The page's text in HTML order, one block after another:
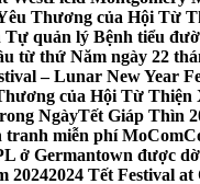
Thương của Hội Từ
quản lý Bệnh tiểu
từ thứ Năm ngày 22
– Lunar New Year
của Hội Từ Thiện
NgàyTết Giáp Thìn
tranh miễn phí
ở Germantown được
20242024 Tết Festival